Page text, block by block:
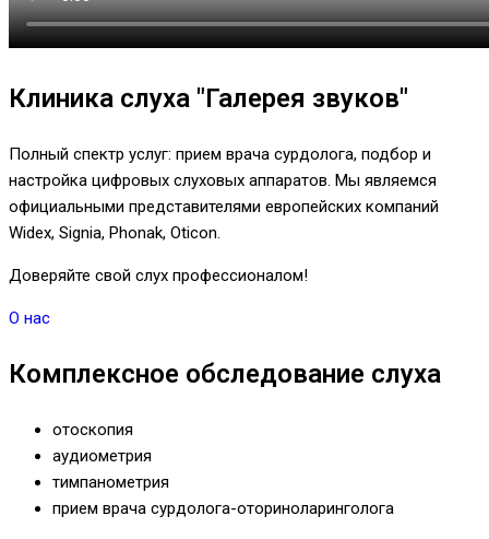
Клиника слуха "Галерея звуков"
Полный спектр услуг: прием врача сурдолога, подбор и
настройка цифровых слуховых аппаратов. Мы являемся
официальными представителями европейских компаний
Widex, Signia, Phonak, Oticon.
Доверяйте свой слух профессионалом!
О нас
Комплексное обследование слуха
отоскопия
аудиометрия
тимпанометрия
прием врача сурдолога-оториноларинголога